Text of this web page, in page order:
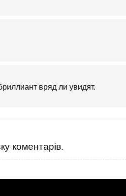
вряд ли увидят.
коментарів.